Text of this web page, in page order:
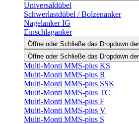
Universaldübel
Schwerlastdübel / Bolzenanker
Nagelanker IG
Einschlaganker
Öffne oder Schließe das Dropdown
Öffne oder Schließe das Dropdown
Multi-Monti MMS-plus KS
Multi-Monti MMS-plus R
Multi-Monti MMS-plus SSK
Multi-Monti MMS-plus TC
Multi-Monti MMS-plus F
Multi-Monti MMS-plus V
Multi-Monti MMS-plus S